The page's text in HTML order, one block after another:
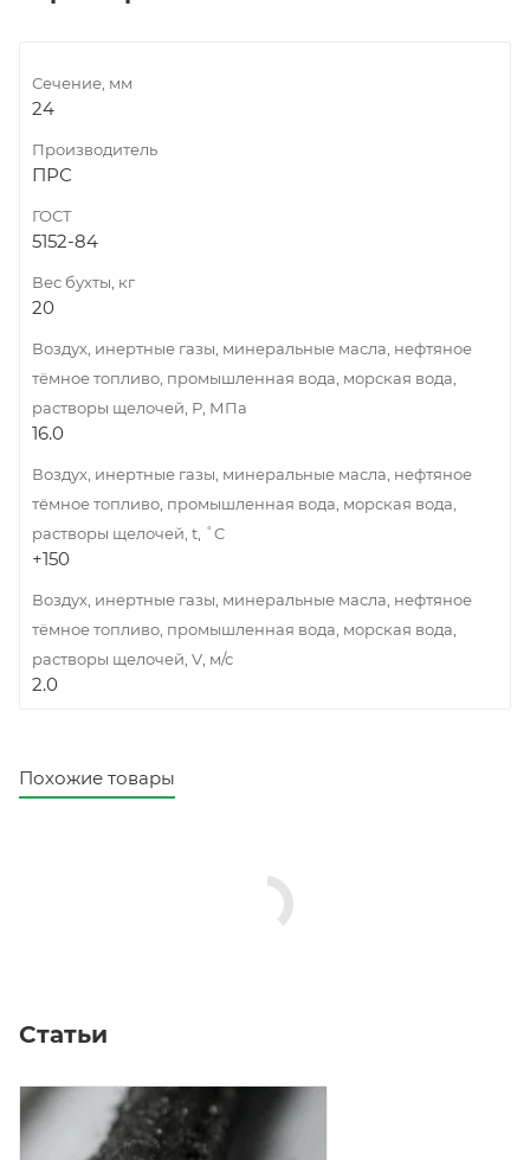
Сечение, мм
24
Производитель
ПРС
ГОСТ
5152-84
Вес бухты, кг
20
Воздух, инертные газы, минеральные масла, нефтяное
тёмное топливо, промышленная вода, морская вода,
растворы щелочей, Р, МПа
16.0
Воздух, инертные газы, минеральные масла, нефтяное
тёмное топливо, промышленная вода, морская вода,
растворы щелочей, t, ˚C
+150
Воздух, инертные газы, минеральные масла, нефтяное
тёмное топливо, промышленная вода, морская вода,
растворы щелочей, V, м/с
2.0
Похожие товары
Статьи